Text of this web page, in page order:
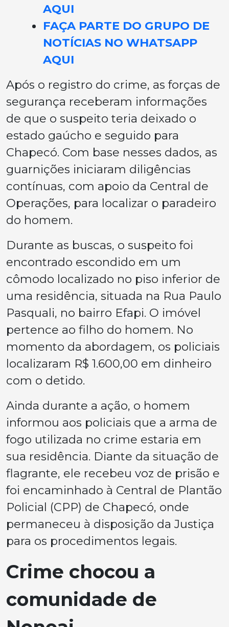
AQUI
FAÇA PARTE DO GRUPO DE
NOTÍCIAS NO WHATSAPP
AQUI
Após o registro do crime, as forças de
segurança receberam informações
de que o suspeito teria deixado o
estado gaúcho e seguido para
Chapecó. Com base nesses dados, as
guarnições iniciaram diligências
contínuas, com apoio da Central de
Operações, para localizar o paradeiro
do homem.
Durante as buscas, o suspeito foi
encontrado escondido em um
cômodo localizado no piso inferior de
uma residência, situada na Rua Paulo
Pasquali, no bairro Efapi. O imóvel
pertence ao filho do homem. No
momento da abordagem, os policiais
localizaram R$ 1.600,00 em dinheiro
com o detido.
Ainda durante a ação, o homem
informou aos policiais que a arma de
fogo utilizada no crime estaria em
sua residência. Diante da situação de
flagrante, ele recebeu voz de prisão e
foi encaminhado à Central de Plantão
Policial (CPP) de Chapecó, onde
permaneceu à disposição da Justiça
para os procedimentos legais.
Crime chocou a
comunidade de